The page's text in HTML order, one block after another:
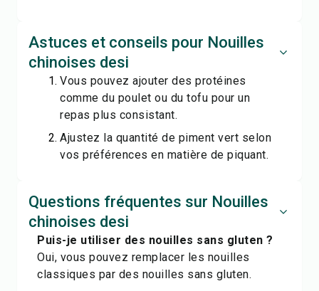
Astuces et conseils pour Nouilles
chinoises desi
Vous pouvez ajouter des protéines
comme du poulet ou du tofu pour un
repas plus consistant.
Ajustez la quantité de piment vert selon
vos préférences en matière de piquant.
Questions fréquentes sur Nouilles
chinoises desi
Puis-je utiliser des nouilles sans gluten ?
Oui, vous pouvez remplacer les nouilles
classiques par des nouilles sans gluten.